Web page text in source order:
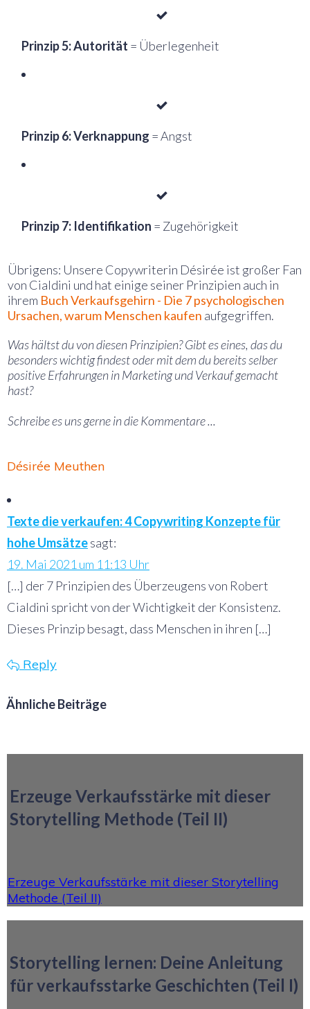
Prinzip 5: Autorität = Überlegenheit
Prinzip 6: Verknappung = Angst
Prinzip 7: Identifikation = Zugehörigkeit
Übrigens: Unsere Copywriterin Désirée ist großer Fan
von Cialdini und hat einige seiner Prinzipien auch in
ihrem Buch Verkaufsgehirn - Die 7 psychologischen
Ursachen, warum Menschen kaufen aufgegriffen.
Was hältst du von diesen Prinzipien? Gibt es eines, das du
besonders wichtig findest oder mit dem du bereits selber
positive Erfahrungen in Marketing und Verkauf gemacht
hast?
Schreibe es uns gerne in die Kommentare ...
Désirée Meuthen
Texte die verkaufen: 4 Copywriting Konzepte für
hohe Umsätzesagt:
19. Mai 2021 um 11:13 Uhr
[…] der 7 Prinzipien des Überzeugens von Robert
Cialdini spricht von der Wichtigkeit der Konsistenz.
Dieses Prinzip besagt, dass Menschen in ihren […]
Reply
Ähnliche Beiträge
Erzeuge Verkaufsstärke mit dieser
Storytelling Methode (Teil II)
Erzeuge Verkaufsstärke mit dieser Storytelling
Methode (Teil II)
Storytelling lernen: Deine Anleitung
für verkaufsstarke Geschichten (Teil I)